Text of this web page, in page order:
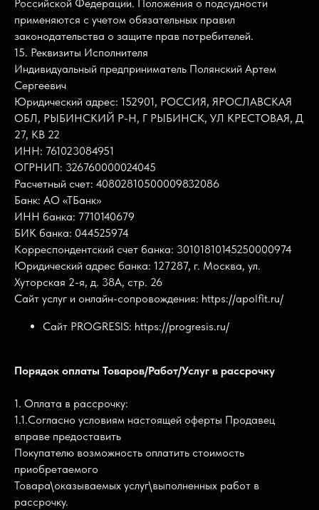
Российской Федерации. Положения о подсудности
применяются с учетом обязательных правил
законодательства о защите прав потребителей.
15. Реквизиты Исполнителя
Индивидуальный предприниматель Полянский Артем
Сергеевич
Юридический адрес: 152901, РОССИЯ, ЯРОСЛАВСКАЯ
ОБЛ, РЫБИНСКИЙ Р-Н, Г РЫБИНСК, УЛ КРЕСТОВАЯ, Д
27, КВ 22
ИНН: 761023084951
ОГРНИП: 326760000024045
Расчетный счет: 40802810500009832086
Банк: АО «ТБанк»
ИНН банка: 7710140679
БИК банка: 044525974
Корреспондентский счет банка: 30101810145250000974
Юридический адрес банка: 127287, г. Москва, ул.
Хуторская 2-я, д. 38А, стр. 26
Сайт услуг и онлайн-сопровождения: https://apolfit.ru/
Сайт PROGRESIS: https://progresis.ru/
Порядок оплаты Товаров/Работ/Услуг в рассрочку
1. Оплата в рассрочку:
1.1.Согласно условиям настоящей оферты Продавец
вправе предоставить
Покупателю возможность оплатить стоимость
приобретаемого
Товара\оказываемых услуг\выполненных работ в
рассрочку.